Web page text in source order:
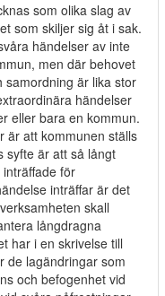
som olika slag av
som skiljer sig åt i sak.
händelser av inte
men där behovet
samordning är lika stor
händelser
eller bara en kommun.
är att kommunen ställs
syfte är att så långt
för
inträffar är det
skall
långdragna
har i en skrivelse till
de lagändringar som
och befogenhet vid